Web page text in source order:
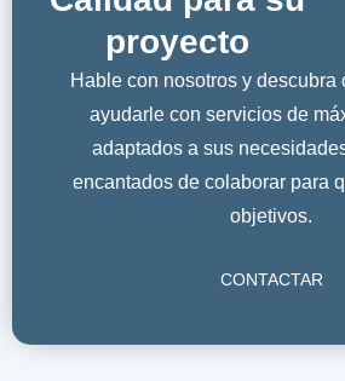
proyecto
Hable con nosotros y descubra
ayudarle con servicios de
adaptados a sus
encantados de colaborar para
objetivos.
CONTACTAR